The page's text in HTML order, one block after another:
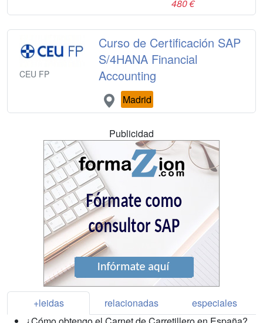
480 €
CEU FP
Curso de Certificación SAP
S/4HANA Financial
Accounting
Madrid
Publicidad
+leidas relacionadas
especiales